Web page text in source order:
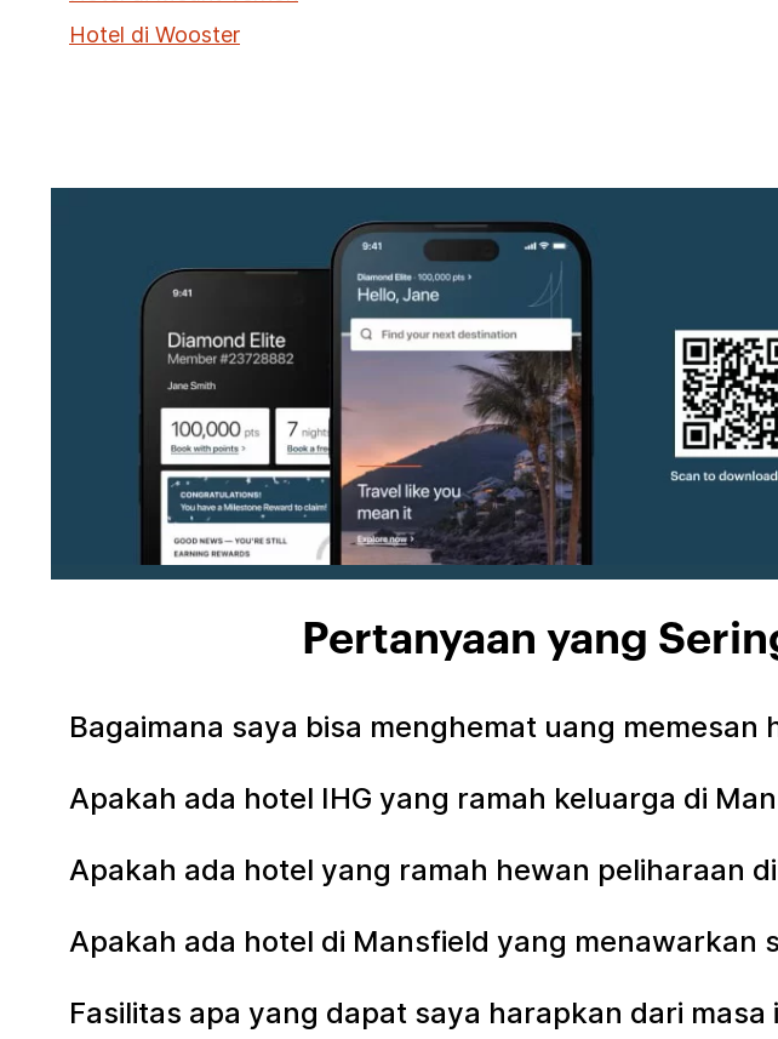
Hotel di Wooster
Pertanyaan yang
Bagaimana saya bisa menghemat uang memesan
Apakah ada hotel IHG yang ramah keluarga di
Apakah ada hotel yang ramah hewan peliharaan
Apakah ada hotel di Mansfield yang menawarkan
Fasilitas apa yang dapat saya harapkan dari